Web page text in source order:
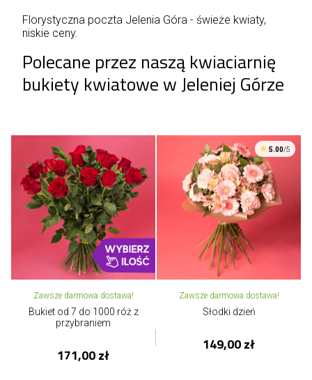
Florystyczna poczta Jelenia Góra - świeże kwiaty,
niskie ceny.
Polecane przez naszą kwiaciarnię
bukiety kwiatowe w Jeleniej Górze
Zawsze darmowa dostawa!
Bukiet od 7 do 1000 róż z
przybraniem
171,00 zł
5.00/5
Zawsze darmowa dostawa!
Słodki dzień
149,00 zł